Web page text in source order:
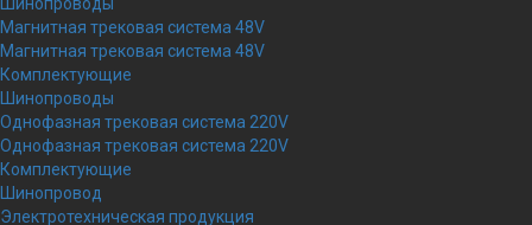
Магнитная трековая система 48V
Магнитная трековая система 48V
Комплектующие
Шинопроводы
Однофазная трековая система 220V
Однофазная трековая система 220V
Комплектующие
Шинопровод
Электротехническая продукция